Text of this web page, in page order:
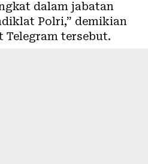
dalam jabatan
Polri,” demikian
tersebut.